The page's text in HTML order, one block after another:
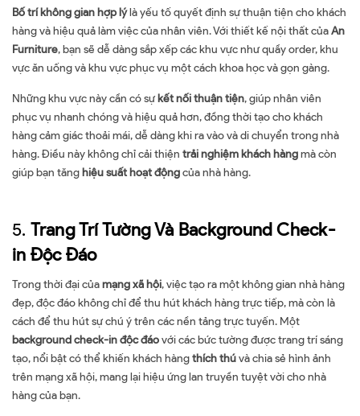
Bố trí không gian hợp lýlà yếu tố quyết định sự thuận tiện cho khách
hàng và hiệu quả làm việc của nhân viên. Với thiết kế nội thất củaAn
Furniture, bạn sẽ dễ dàng sắp xếp các khu vực như quầy order, khu
vực ăn uống và khu vực phục vụ một cách khoa học và gọn gàng.
Những khu vực này cần có sự kết nối thuận tiện, giúp nhân viên
phục vụ nhanh chóng và hiệu quả hơn, đồng thời tạo cho khách
hàng cảm giác thoải mái, dễ dàng khi ra vào và di chuyển trong nhà
hàng. Điều này không chỉ cải thiện trải nghiệm khách hàngmà còn
giúp bạn tăng hiệu suất hoạt độngcủa nhà hàng.
5. Trang Trí Tường Và Background Check-
in Độc Đáo
Trong thời đại củamạng xã hội, việc tạo ra một không gian nhà hàng
đẹp, độc đáo không chỉ để thu hút khách hàng trực tiếp, mà còn là
cách để thu hút sự chú ý trên các nền tảng trực tuyến. Một
background check-in độc đáovới các bức tường được trang trí sáng
tạo, nổi bật có thể khiến khách hàngthích thúvà chia sẻ hình ảnh
trên mạng xã hội, mang lại hiệu ứng lan truyền tuyệt vời cho nhà
hàng của bạn.